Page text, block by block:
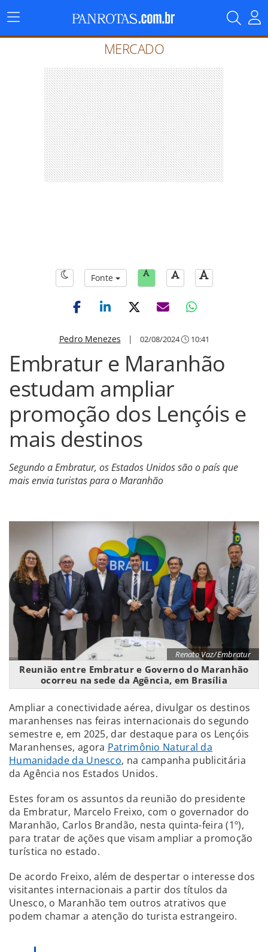
Menu
Principal
MERCADO
Fonte
Pedro Menezes | 02/08/2024 10:41
Embratur e Maranhão
estudam ampliar
promoção dos Lençóis e
mais destinos
Segundo a Embratur, os Estados Unidos são o país que
mais envia turistas para o Maranhão
Renato Vaz/Embratur
Reunião entre Embratur e Governo do Maranhão
ocorreu na sede da Agência, em Brasília
Ampliar a conectividade aérea, divulgar os destinos
maranhenses nas feiras internacionais do segundo
semestre e, em 2025, dar destaque para os Lençóis
Maranhenses, agora Patrimônio Natural da
Humanidade da Unesco, na campanha publicitária
da Agência nos Estados Unidos.
Estes foram os assuntos da reunião do presidente
da Embratur, Marcelo Freixo, com o governador do
Maranhão, Carlos Brandão, nesta quinta-feira (1º),
para tratar de ações que visam ampliar a promoção
turística no estado.
De acordo Freixo, além de despertar o interesse dos
visitantes internacionais a partir dos títulos da
Unesco, o Maranhão tem outros atrativos que
podem chamar a atenção do turista estrangeiro.